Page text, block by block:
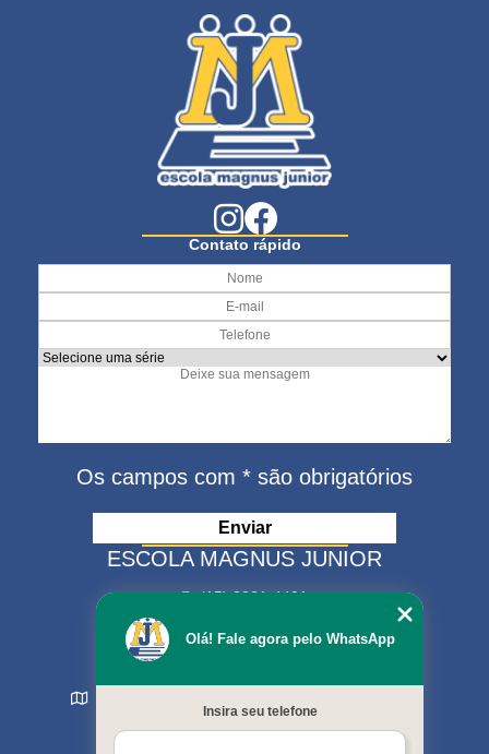
Contato rápido
Os campos com * são obrigatórios
ESCOLA MAGNUS JUNIOR
(15) 3321-4401
(15) 99630-9333
matriculas@escolamagnus.com.br
Sorocaba - SP - CEP: 18044-130
MENU
Olá! Fale agora pelo WhatsApp
Insira seu telefone